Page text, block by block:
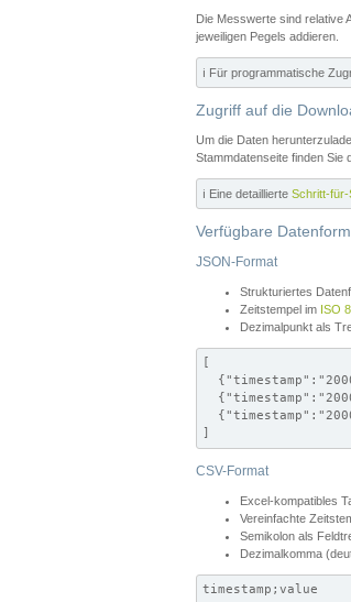
Die Messwerte sind relative
jeweiligen Pegels addieren.
ℹ️ Für programmatische
Zugriff auf die
Um die Daten
Stammdatenseite finden Sie
ℹ️ Eine detaillierte Schritt-für-
Verfügbare
JSON-Format
Strukturiertes
Zeitstempel im ISO
Dezimalpunkt als
[
]
CSV-Format
Excel-kompatibles
Vereinfachte
Semikolon als
Dezimalkomma
timestamp;value